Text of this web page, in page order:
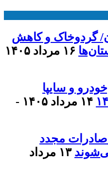
گردوخاک و کاهش
۱۶ مرداد ۱۴۰۵
و سایپا
۱۴ مرداد ۱۴۰۵ -
صادرات مجدد
۱۳ مرداد